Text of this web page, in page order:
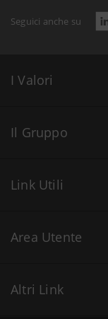
Seguici anche su
I Valori
Il Gruppo
Link Utili
Area Utente
Altri Link